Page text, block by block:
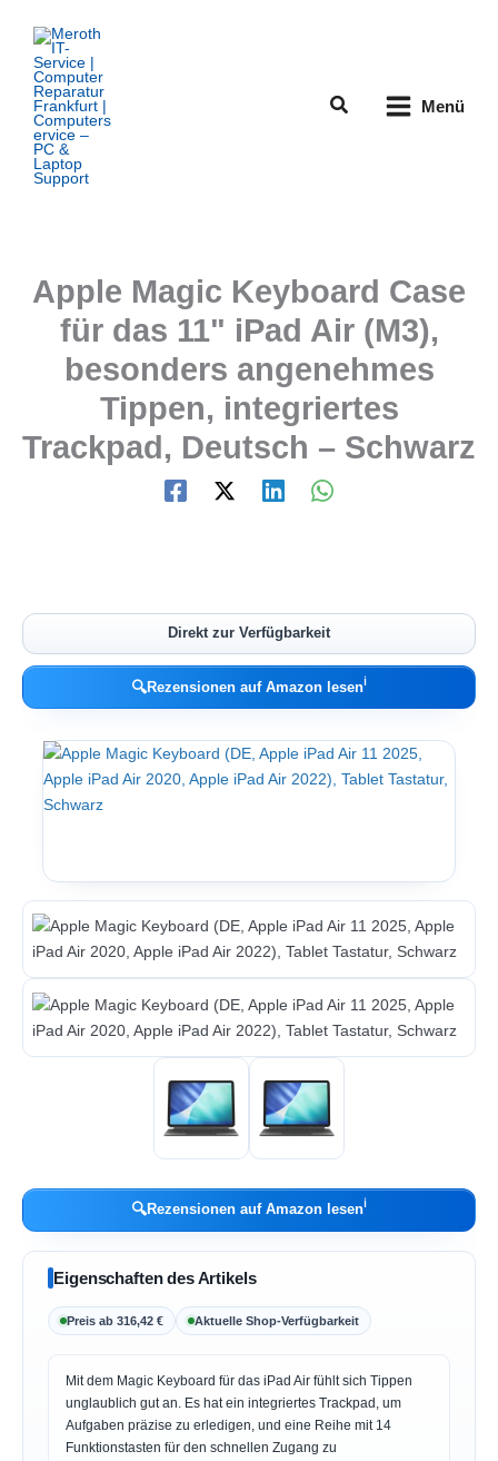
Inhalt
springen
Suchen Menü
Apple Magic Keyboard Case
für das 11" iPad Air (M3),
besonders angenehmes
Tippen, integriertes
Trackpad, Deutsch – Schwarz
Direkt zur Verfügbarkeit
🔍Rezensionen auf Amazon lesenℹ︎
🔍Rezensionen auf Amazon lesenℹ︎
Eigenschaften des Artikels
Preis ab 316,42 € Aktuelle Shop-Verfügbarkeit
Mit dem Magic Keyboard für das iPad Air fühlt sich Tippen
unglaublich gut an. Es hat ein integriertes Trackpad, um
Aufgaben präzise zu erledigen, und eine Reihe mit 14
Funktionstasten für den schnellen Zugang zu